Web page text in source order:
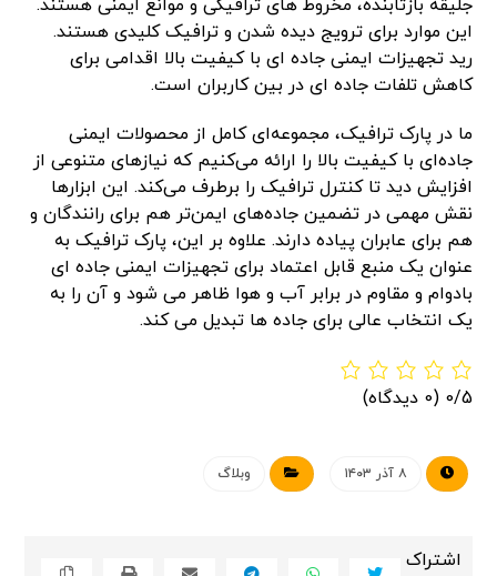
جلیقه بازتابنده، مخروط های ترافیکی و موانع ایمنی هستند.
این موارد برای ترویج دیده شدن و ترافیک کلیدی هستند.
رید تجهیزات ایمنی جاده ای با کیفیت بالا اقدامی برای
کاهش تلفات جاده ای در بین کاربران است.
ما در پارک ترافیک، مجموعه‌ای کامل از محصولات ایمنی
جاده‌ای با کیفیت بالا را ارائه می‌کنیم که نیازهای متنوعی از
افزایش دید تا کنترل ترافیک را برطرف می‌کند. این ابزارها
نقش مهمی در تضمین جاده‌های ایمن‌تر هم برای رانندگان و
هم برای عابران پیاده دارند. علاوه بر این، پارک ترافیک به
عنوان یک منبع قابل اعتماد برای تجهیزات ایمنی جاده ای
بادوام و مقاوم در برابر آب و هوا ظاهر می شود و آن را به
یک انتخاب عالی برای جاده ها تبدیل می کند.
0/5 (0 دیدگاه)
۸ آذر ۱۴۰۳ وبلاگ